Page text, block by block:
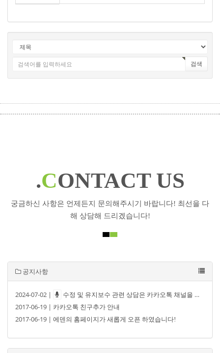
검색
.CONTACT US
궁금하신 사항은 언제든지 문의해주시기 바랍니다! 최선을 다
해 상담해 드리겠습니다!
공지사항
2024-07-02 | 수정 및 유지보수 관련 상담은 카카오톡 채널을 통해 문의해주세요.
2017-06-19 | 카카오톡 친구추가 안내
2017-06-19 | 에덴의 홈페이지가 새롭게 오픈 하였습니다!